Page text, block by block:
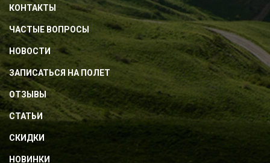
КОНТАКТЫ
ЧАСТЫЕ ВОПРОСЫ
НОВОСТИ
ЗАПИСАТЬСЯ НА ПОЛЕТ
ОТЗЫВЫ
СТАТЬИ
СКИДКИ
НОВИНКИ